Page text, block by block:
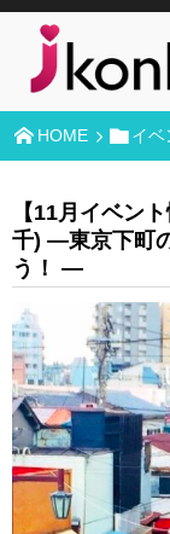
HOME イベ
【11月イベン
千) ―東京下町
う！ ―